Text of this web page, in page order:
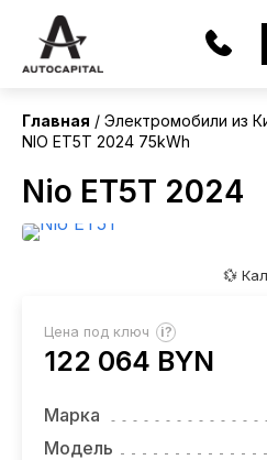
АВТОМОБИЛИ
ЭЛЕКТРОМОБИЛИ
УСЛУГИ
НОВОСТИ
Главная Электромобили из
NIO ET5T 2024 75kWh
Nio ET5T 2024
Китай
Без пробега
💱
Цена под ключ ?
122 064 BYN
Марка
Модель